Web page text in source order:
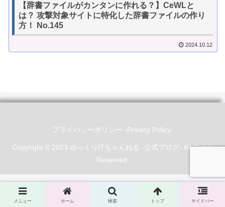
【辞書ファイルがカンタンに作れる？】CeWLと
は？ 攻撃対象サイトに特化した辞書ファイルの作り
方！ No.145
2024.10.12
プライバシーポリシー -Privacy Policy-
Copyright © 2023 ゆっくりITちゃんねる -公式ブログ- All Rights
Reserved.
メニュー ホーム 検索 トップ サイドバー